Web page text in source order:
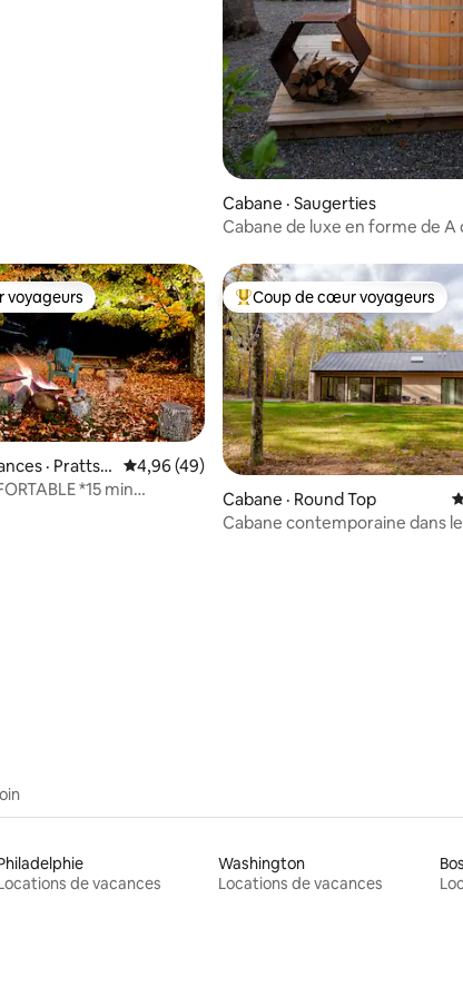
40 commentaires
Cabane · Saugerties
Cabane de luxe en forme de A
6 commentaires
voyageurs
voyageurs
· Prattsvi Note moyenne de 4,96 sur 5, 49
4,96 (49)
*15 min
Coup de cœur voyageurs
Coup de cœur voyageurs
Cabane · Round Top
Cabane contemporaine dans
de vacances
Washington
Locations de vacances